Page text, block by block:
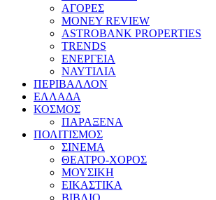
ΑΓΟΡΕΣ
MONEY REVIEW
ASTROBANK PROPERTIES
TRENDS
ΕΝΕΡΓΕΙΑ
ΝΑΥΤΙΛΙΑ
ΠΕΡΙΒΑΛΛΟΝ
ΕΛΛΑΔΑ
ΚΟΣΜΟΣ
ΠΑΡΑΞΕΝΑ
ΠΟΛΙΤΙΣΜΟΣ
ΣΙΝΕΜΑ
ΘΕΑΤΡΟ-ΧΟΡΟΣ
ΜΟΥΣΙΚΗ
ΕΙΚΑΣΤΙΚΑ
ΒΙΒΛΙΟ